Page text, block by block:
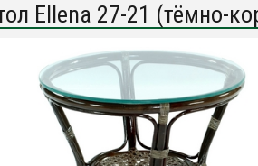
Ellena 27-21 (тёмно-